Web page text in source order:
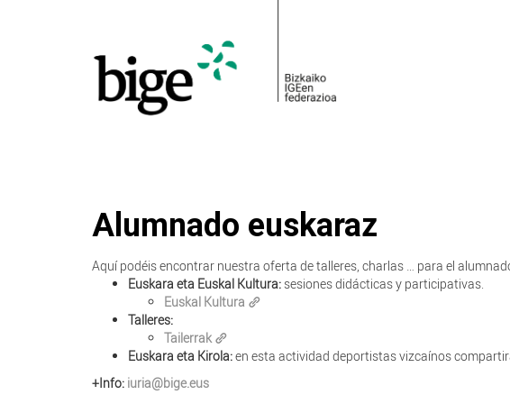
Alumnado euskaraz
Aquí podéis encontrar nuestra oferta de talleres, charlas … para el
Euskara eta Euskal Kultura: sesiones didácticas y participativas.
Euskal Kultura
Talleres:
Tailerrak
Euskara eta Kirola:en esta actividad deportistas vizcaínos
+Info: iuria@bige.eus